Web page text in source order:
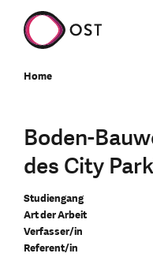
Home
Boden-
des City
Studiengang
Art der Arbeit
Verfasser/in
Referent/in